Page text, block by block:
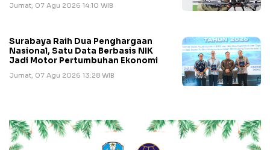
Jumat, 07 Agu 2026 14:10 WIB
Surabaya Raih Dua Penghargaan
Nasional, Satu Data Berbasis NIK
Jadi Motor Pertumbuhan Ekonomi
Jumat, 07 Agu 2026 13:28 WIB